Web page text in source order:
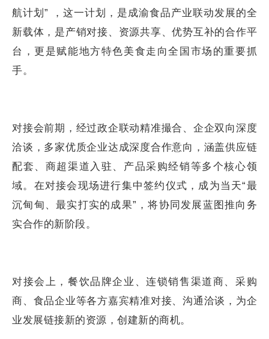
航计划” ，这一计划，是成渝食品产业联动发展的全
新载体，是产销对接、资源共享、优势互补的合作平
台，更是赋能地方特色美食走向全国市场的重要抓
手。
对接会前期，经过政企联动精准撮合、企企双向深度
洽谈，多家优质企业达成深度合作意向，涵盖供应链
配套、商超渠道入驻、产品采购经销等多个核心领
域。在对接会现场进行集中签约仪式，成为当天“最
沉甸甸、最实打实的成果”，将协同发展蓝图推向务
实合作的新阶段。
对接会上，餐饮品牌企业、连锁销售渠道商、采购
商、食品企业等各方嘉宾精准对接、沟通洽谈，为企
业发展链接新的资源，创建新的商机。